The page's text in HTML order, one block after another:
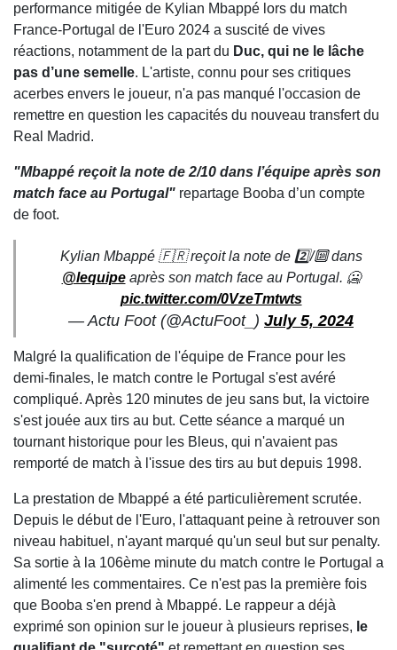
performance mitigée de Kylian Mbappé lors du match
France-Portugal de l'Euro 2024 a suscité de vives
réactions, notamment de la part du Duc, qui ne le lâche
pas d’une semelle. L'artiste, connu pour ses critiques
acerbes envers le joueur, n'a pas manqué l'occasion de
remettre en question les capacités du nouveau transfert du
Real Madrid.
"Mbappé reçoit la note de 2/10 dans l’équipe après son
match face au Portugal" repartage Booba d’un compte
de foot.
Kylian Mbappé 🇫🇷 reçoit la note de 2️⃣/🔟 dans
@lequipeaprès son match face au Portugal. 🥶
pic.twitter.com/0VzeTmtwts
— Actu Foot (@ActuFoot_) July 5, 2024
Malgré la qualification de l'équipe de France pour les
demi-finales, le match contre le Portugal s'est avéré
compliqué. Après 120 minutes de jeu sans but, la victoire
s'est jouée aux tirs au but. Cette séance a marqué un
tournant historique pour les Bleus, qui n'avaient pas
remporté de match à l'issue des tirs au but depuis 1998.
La prestation de Mbappé a été particulièrement scrutée.
Depuis le début de l'Euro, l'attaquant peine à retrouver son
niveau habituel, n'ayant marqué qu'un seul but sur penalty.
Sa sortie à la 106ème minute du match contre le Portugal a
alimenté les commentaires. Ce n'est pas la première fois
que Booba s'en prend à Mbappé. Le rappeur a déjà
exprimé son opinion sur le joueur à plusieurs reprises, le